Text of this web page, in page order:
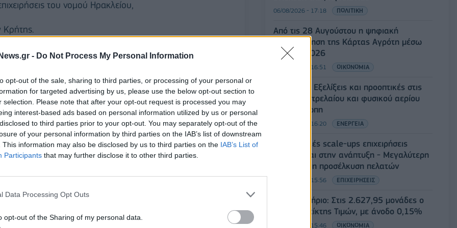
- Do Not Process My Personal Information
opt-out of the sale, sharing to third parties, or processing of your personal or
for targeted advertising by us, please use the below opt-out section to
selection. Please note that after your opt-out request is processed you may
interest-based ads based on personal information utilized by us or personal
to third parties prior to your opt-out. You may separately opt-out of the
of your personal information by third parties on the IAB’s list of downstream
This information may also be disclosed by us to third parties on the IAB’s List of
Participants that may further disclose it to other third parties.
Data Processing Opt Outs
opt-out of the Sharing of my personal data.
του νομού Ηρακλείου,
Κρήτης.
διαπραγματεύσεων τον Αύγουστο του
συμβάσεις εργασίας σ
από 220.000 εργαζόμενους.
06/08/2026 - 17:18 ΠΟΛΙΤΙΚΗ
Από τις 28 Αυγούστου η ψηφιακή
ενεργοποίηση της Κάρτας Αγρότη μέσω
της ΕΑΕ 2026
06/08/2026 - 16:51 ΟΙΚΟΝΟΜΙΑ
Eurobank: Εξελίξεις και προοπτικές στις
αγορές πετρελαίου και φυσικού αερίου
στην Ευρώπη
06/08/2026 - 16:20 ΕΝΕΡΓΕΙΑ
Οι ελληνικές scale-ups επιχειρήσεις
στρέφονται στην ανάπτυξη - Μεγαλύτερη
πρόκληση η προσέλκυση πελατών
06/08/2026 - 15:56 ΕΠΙΧΕΙΡΗΣΕΙΣ
Χρηματιστήριο: Στις 2.627,95 μονάδες ο
Γενικός Δείκτης Τιμών, με άνοδο 0,15%
06/08/2026 - 15:46 ΟΙΚΟΝΟΜΙΑ